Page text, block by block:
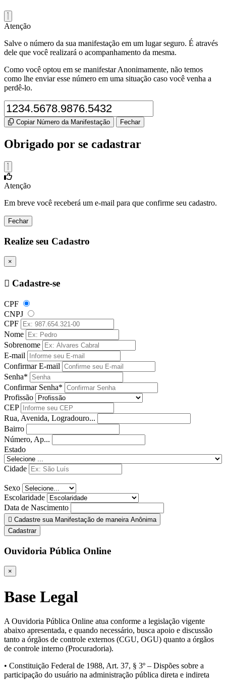
Atenção
Salve o número da sua manifestação em um lugar seguro. É através
dele que você realizará o acompanhamento da mesma.
Como você optou em se manifestar Anonimamente, não temos
como lhe enviar esse número em uma situação caso você venha a
perdê-lo.
Copiar Número da Manifestação Fechar
Obrigado por se cadastrar
Atenção
Em breve você receberá um e-mail para que confirme seu cadastro.
Fechar
Realize seu Cadastro
×
Cadastre-se
CPF
CNPJ
CPF
Nome
Sobrenome
E-mail
Confirmar E-mail
Senha*
Confirmar Senha*
Profissão
CEP
Rua, Avenida, Logradouro...
Bairro
Número, Ap...
Estado
Cidade
Sexo
Escolaridade
Data de Nascimento
Cadastre sua Manifestação de maneira Anônima
Cadastrar
Ouvidoria Pública Online
×
Base Legal
A Ouvidoria Pública Online atua conforme a legislação vigente
abaixo apresentada, e quando necessário, busca apoio e discussão
tanto a órgãos de controle externos (CGU, OGU) quanto a órgãos
de controle interno (Procuradoria).
• Constituição Federal de 1988, Art. 37, § 3º – Dispões sobre a
participação do usuário na administração pública direta e indireta